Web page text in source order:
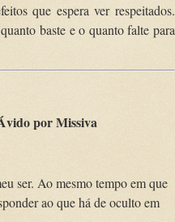
que espera ver respeitados.
baste e o quanto falte para
por Missiva
ser. Ao mesmo tempo em que
ao que há de oculto em